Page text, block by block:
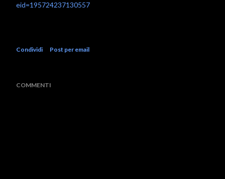
eid=195724237130557
Condividi Post per email
COMMENTI